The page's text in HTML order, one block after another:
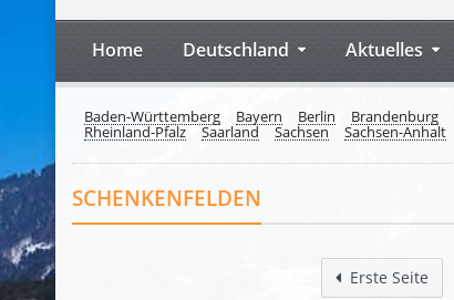
Home Deutschland Aktuelles
Baden-Württemberg Bayern Berlin Brandenburg
Rheinland-Pfalz Saarland Sachsen Sachsen-Anhalt
SCHENKENFELDEN
Erste Seite